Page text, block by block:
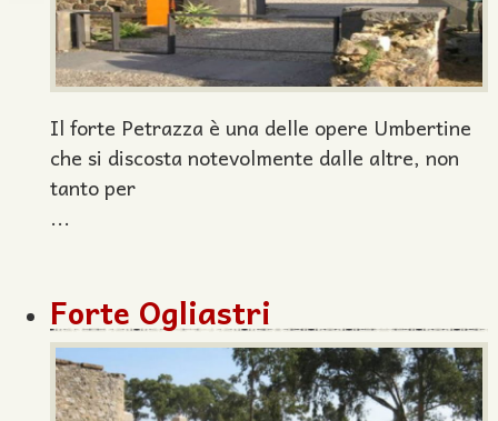
Il forte Petrazza è una delle opere Umbertine
che si discosta notevolmente dalle altre, non
tanto per
...
Forte Ogliastri